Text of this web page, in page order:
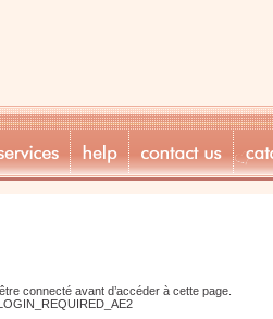
connecté avant d’accéder à cette page.